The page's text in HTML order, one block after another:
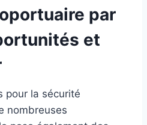
par
et
pour la sécurité
nombreuses